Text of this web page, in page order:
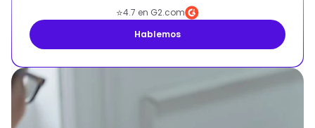
⭐4.7 en G2.com
Hablemos